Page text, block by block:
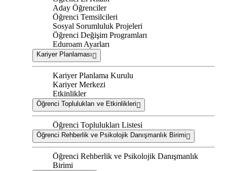
Aday Öğrenciler
Öğrenci Temsilcileri
Sosyal Sorumluluk Projeleri
Öğrenci Değişim Programları
Eduroam Ayarları
Kariyer Planlaması
Kariyer Planlama Kurulu
Kariyer Merkezi
Etkinlikler
Öğrenci Toplulukları ve Etkinlikleri
Öğrenci Toplulukları Listesi
Öğrenci Rehberlik ve Psikolojik Danışmanlık Birimi
Öğrenci Rehberlik ve Psikolojik Danışmanlık
Birimi